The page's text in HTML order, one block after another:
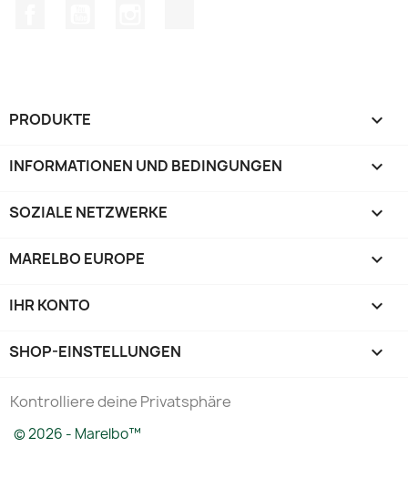
PRODUKTE 
INFORMATIONEN UND BEDINGUNGEN 
SOZIALE NETZWERKE 
MARELBO EUROPE 
IHR KONTO 
SHOP-EINSTELLUNGEN keyboard_arrow_down
Kontrolliere deine Privatsphäre
© 2026 - Marelbo™